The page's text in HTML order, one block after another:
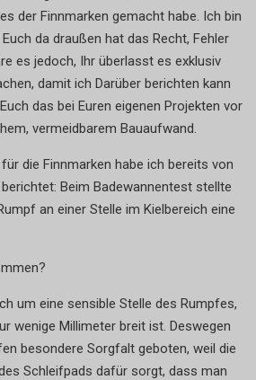
der Finnmarken gemacht habe. Ich bin
da draußen hat das Recht, Fehler
es jedoch, Ihr überlasst es exklusiv
damit ich Darüber berichten kann
das bei Euren eigenen Projekten vor
vermeidbarem Bauaufwand.
die Finnmarken habe ich bereits von
Beim Badewannentest stellte
an einer Stelle im Kielbereich eine
um eine sensible Stelle des Rumpfes,
wenige Millimeter breit ist. Deswegen
besondere Sorgfalt geboten, weil die
Schleifpads dafür sorgt, dass man